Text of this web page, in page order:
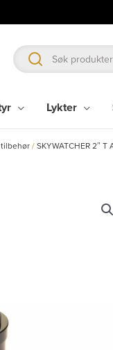
Lykter
/SKYWATCHER 2″ T